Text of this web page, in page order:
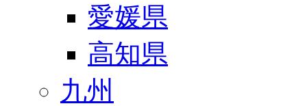
愛媛県
高知県
九州